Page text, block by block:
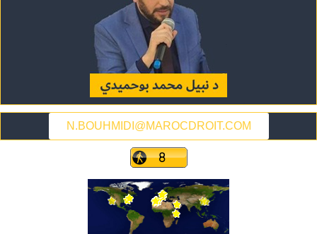
N.BOUHMIDI@MAROCDROIT.COM